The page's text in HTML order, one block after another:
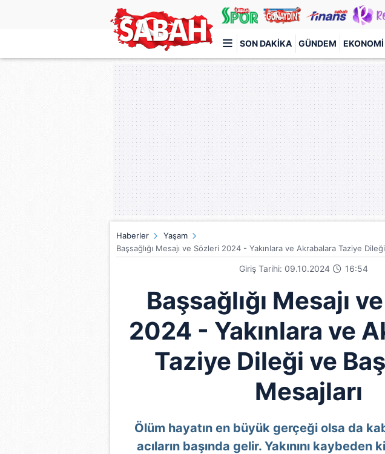
SON DAKIKA GÜNDEM EKONOMI
Türkiye'nin en iyi haber sitesi
Haberler
Yaşam
Başsağlığı Mesajı ve Sözleri 2024 - Yakınlara ve Akrabalara Taziye Dileği
Giriş Tarihi: 09.10.2024 16:54
Başsağlığı Mesajı
2024 - Yakınlara ve
Taziye Dileği ve
Mesajları
Ölüm hayatın en büyük gerçeği olsa da
acıların başında gelir. Yakınını kaybeden